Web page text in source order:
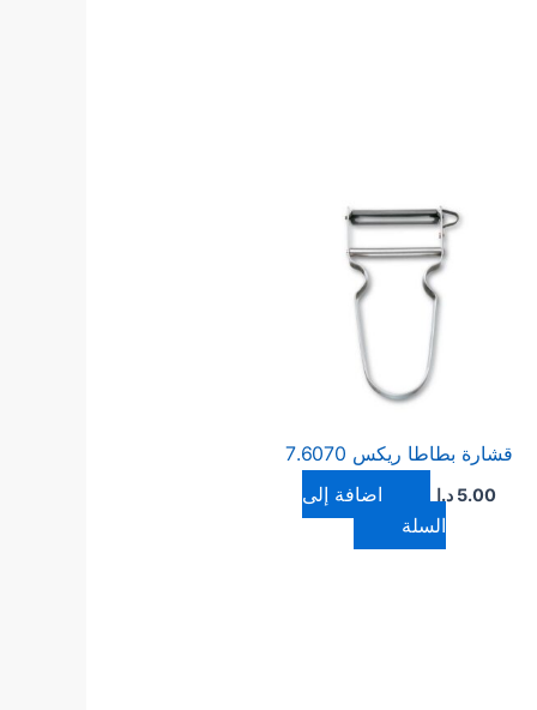
قشارة بطاطا ريكس 7.6070
5.00 د.ا
إضافة إلى
السلة